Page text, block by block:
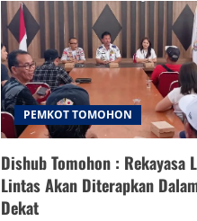
PEMKOT TOMOHON
Dishub Tomohon : Rekayasa
Lintas Akan Diterapkan
Dekat